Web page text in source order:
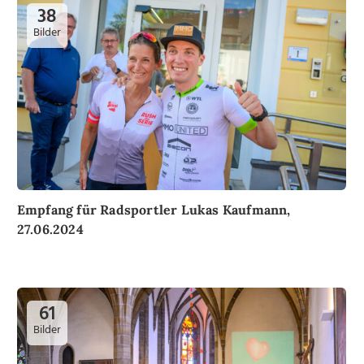
38
Bilder
Empfang für Radsportler Lukas Kaufmann,
27.06.2024
61
Bilder